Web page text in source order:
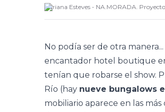
Adriana Esteves - NA.MORADA.
No podía ser de otra
encantador hotel boutique
tenían que robarse el show.
Río (hay nueve bungalows
mobiliario aparece en las